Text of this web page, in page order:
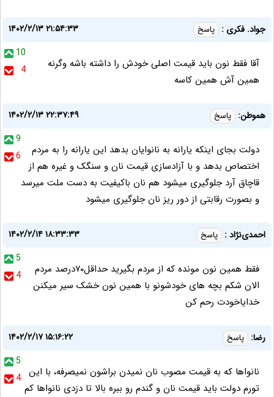
جواد. فکری : پاسخ
۱۴۰۲/۲/۱۳ ۲۱:۵۴:۳۳
10
4
آقا فقط نون باید قیمت اصلی خودش را داشته باشه وگرنه
همین آش همین کاسه
هموطن: پاسخ
۱۴۰۲/۲/۱۳ ۲۲:۳۷:۴۹
9
6
دولت بجای اینکه یارانه به نانوایان بدهد این یارانه را به مردم
اختصاص بدهد و با آزادسازی قیمت نان و سنگک و غیره هم از
قاچاق آرد جلوگیری میشود هم نان باکیفیت به دست ملت میرسد
و بصورت رقابتی از دور ریز نان جلوگیری میشود
احمدی‌نژاد : پاسخ
۱۴۰۲/۲/۱۴ ۱۸:۳۳:۳۳
5
4
فقط همین نون مونده که از مردم بگیرید حداقل۷۰درصد مردم
الان شکم بچه های خودشونو با همین نون خشک سیر میکنن
خدایاخودت رحم کن
رضا: پاسخ
۱۴۰۲/۲/۱۷ ۱۵:۱۶:۲۲
5
4 نانواها که به قیمت مصوب نان نمیدن براشون نمیصرفه، با این
تورم دولت باید قیمت نان و گندم رو ببره بالا تا دزدی نانواها کم